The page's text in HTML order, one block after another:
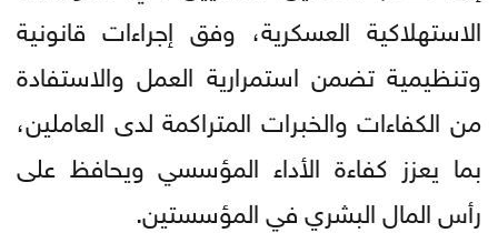
الاستهلاكية العسكرية، وفق إجراءات قانونية
وتنظيمية تضمن استمرارية العمل والاستفادة
من الكفاءات والخبرات المتراكمة لدى العاملين،
بما يعزز كفاءة الأداء المؤسسي ويحافظ على
رأس المال البشري في المؤسستين.